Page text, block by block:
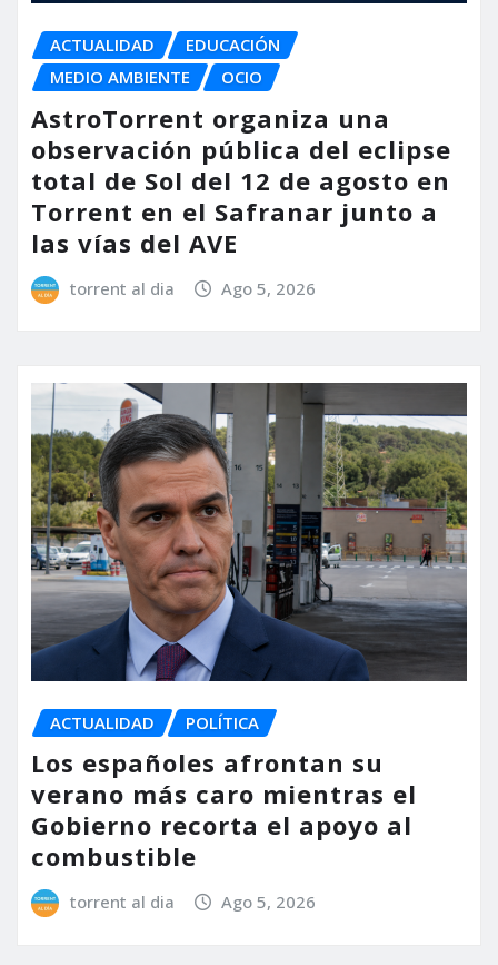
ACTUALIDAD
EDUCACIÓN
MEDIO AMBIENTE
OCIO
AstroTorrent organiza una
observación pública del eclipse
total de Sol del 12 de agosto en
Torrent en el Safranar junto a
las vías del AVE
torrent al dia Ago 5, 2026
ACTUALIDAD POLÍTICA
Los españoles afrontan su
verano más caro mientras el
Gobierno recorta el apoyo al
combustible
torrent al dia Ago 5, 2026